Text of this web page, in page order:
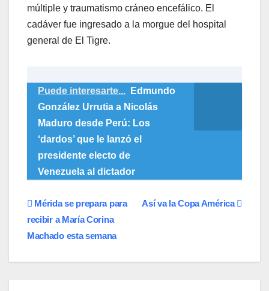
múltiple y traumatismo cráneo encefálico. El
cadáver fue ingresado a la morgue del hospital
general de El Tigre.
Puede interesarte...
Edmundo
González Urrutia a Nicolás
Maduro desde Perú: Los
‘dardos’ que le lanzó el
presidente electo de
Venezuela al dictador
Navegación
de
entradas
Así va la Copa América
Mérida se prepara para
recibir a María Corina
Machado esta semana